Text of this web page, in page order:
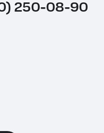
250-08-90